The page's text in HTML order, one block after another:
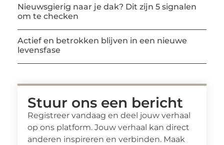
Nieuwsgierig naar je dak? Dit zijn 5 signalen
om te checken
Actief en betrokken blijven in een nieuwe
levensfase
Stuur ons een bericht
Registreer vandaag en deel jouw verhaal
op ons platform. Jouw verhaal kan direct
anderen inspireren en verbinden. Maak